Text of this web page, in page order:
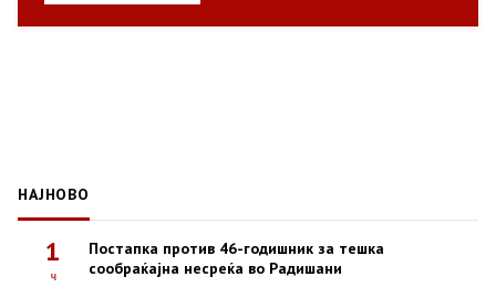
НАЈНОВО
1
ч
Постапка против 46-годишник за тешка
сообраќајна несреќа во Радишани